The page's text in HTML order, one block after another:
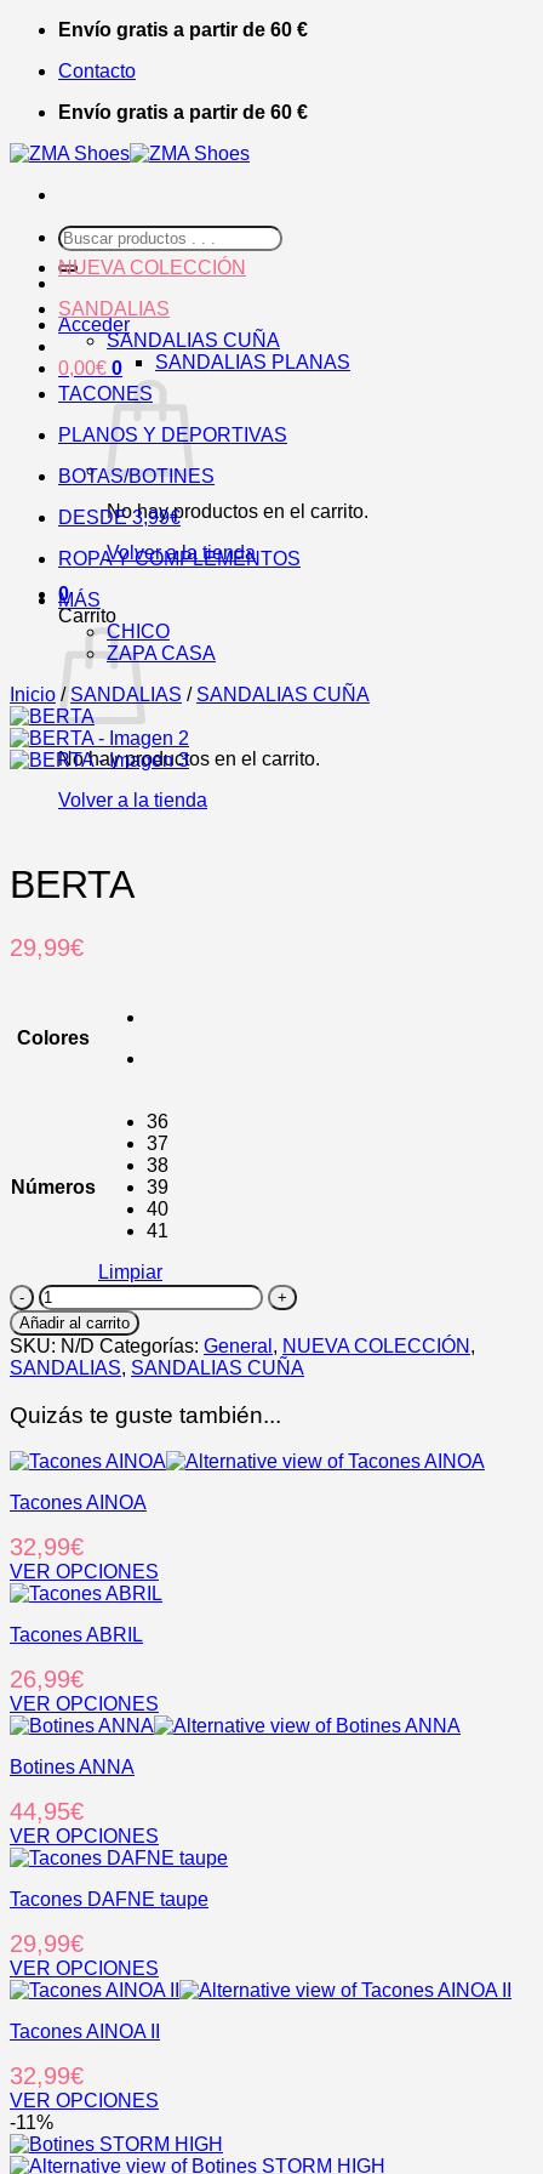
Saltar
contenido
Envío gratis a partir de 60 €
Contacto
Envío gratis a partir de 60 €
Buscar
por:
Acceder
0,00€ 0
No hay productos en el carrito.
Volver a la tienda
0
Carrito
No hay productos en el carrito.
Volver a la tienda
NUEVA COLECCIÓN
SANDALIAS
SANDALIAS CUÑA
SANDALIAS PLANAS
TACONES
PLANOS Y DEPORTIVAS
BOTAS/BOTINES
DESDE 3,99€
ROPA Y COMPLEMENTOS
MÁS
CHICO
ZAPA CASA
Inicio / SANDALIAS / SANDALIAS CUÑA
BERTA
29,99€
Colores
Números
36
37
38
39
40
41
Limpiar
BERTA
cantidad
Añadir al carrito
SKU: N/D Categorías: General , NUEVA COLECCIÓN ,
SANDALIAS, SANDALIAS CUÑA
Quizás te guste también...
Tacones AINOA
32,99€
VER OPCIONES
Este
tiene
variantes.
Las
opciones
pueden
en
la
página
producto
Tacones ABRIL
26,99€
VER OPCIONES
Este
tiene
variantes.
Las
opciones
pueden
en
la
página
producto
Botines ANNA
44,95€
VER OPCIONES
Este
tiene
variantes.
Las
opciones
pueden
en
la
página
de
producto
Tacones DAFNE taupe
29,99€
VER OPCIONES
Este
tiene
variantes.
Las
opciones
se
pueden
Tacones AINOA II
32,99€
VER OPCIONES
Este
producto
tiene
-11%